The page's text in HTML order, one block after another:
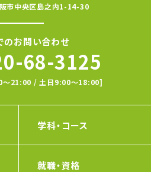
市中央区島之内1-14-30
のお問い合わせ
68-3125
〜21:00 / 土日9:00〜18:00]
学科・コース
就職・資格